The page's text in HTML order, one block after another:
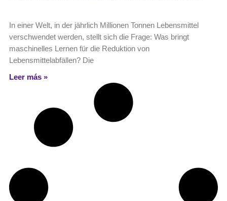
In einer Welt, in der jährlich Millionen Tonnen Lebensmittel
verschwendet werden, stellt sich die Frage: Was bringt
maschinelles Lernen für die Reduktion von
Lebensmittelabfällen? Die
Leer más »